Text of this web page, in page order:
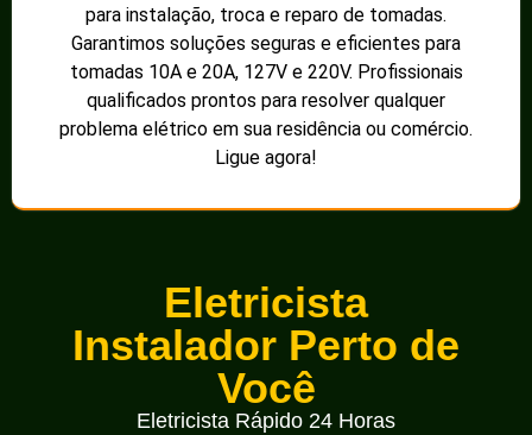
para instalação, troca e reparo de tomadas.
Garantimos soluções seguras e eficientes para
tomadas 10A e 20A, 127V e 220V. Profissionais
qualificados prontos para resolver qualquer
problema elétrico em sua residência ou comércio.
Ligue agora!
Eletricista
Instalador Perto de
Você
Eletricista Rápido 24 Horas